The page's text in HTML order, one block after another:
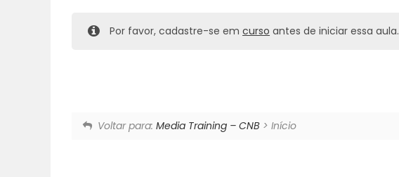
Por favor, cadastre-se emcurso antes de iniciar essa aula.
Voltar para: Media Training – CNB> Início